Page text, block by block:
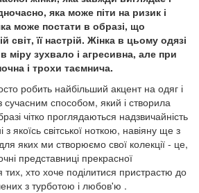
яка може піти на ризик і
може постати в образі, що
світ, її настрій. Жінка в цьому одязі
міру зухвало і агресивна, але при
і трохи таємнича.
робить найбільший акцент на одяг і
сучасним способом, який і створила
чітко проглядаються надзвичайність
з якоїсь світської ноткою, навіяну ще з
яких ми створюємо свої колекції - це,
представниці прекрасної
хто хоче поділитися пристрастю до
з турботою і любов'ю .